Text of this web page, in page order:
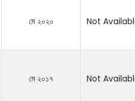
মে ২০২০ Not
মে ২০১৭ Not